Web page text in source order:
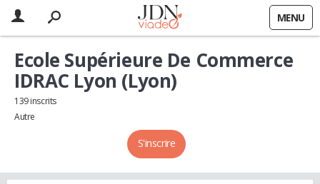
MENU
S'inscrire
Ecole Supérieure De Commerce
IDRAC Lyon (Lyon)
139 inscrits
Autre